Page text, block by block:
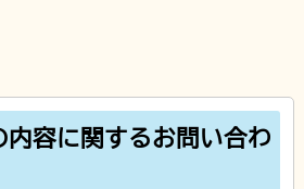
内容に関するお問い合わ